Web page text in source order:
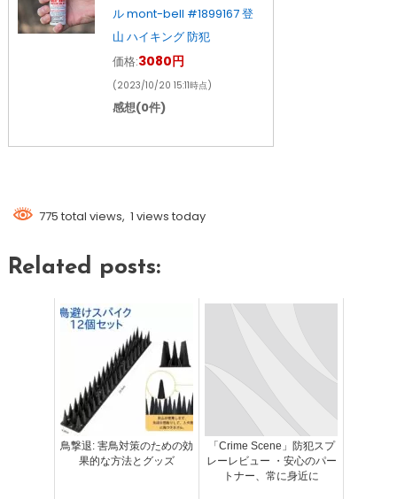
ル mont-bell #1899167 登
山 ハイキング 防犯
価格:3080円
(2023/10/20 15:11時点)
感想(0件)
775 total views, 1 views today
Related posts:
鳥撃退: 害鳥対策のための効
果的な方法とグッズ
「Crime Scene」防犯スプ
レーレビュー ・安心のパー
トナー、常に身近に